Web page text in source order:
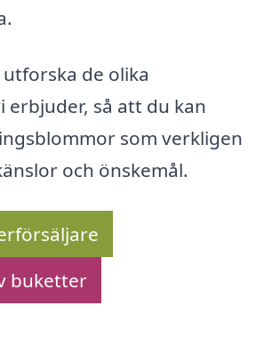
de olika
erbjuder, så att du kan
som verkligen
och önskemål.
buketter